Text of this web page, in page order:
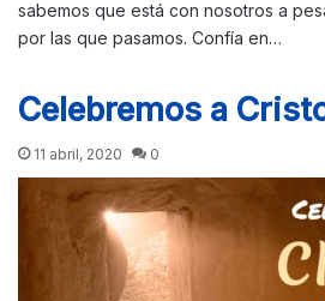
sabemos que está con nosotros a
por las que pasamos. Confía en…
Celebremos a
11 abril, 2020 0